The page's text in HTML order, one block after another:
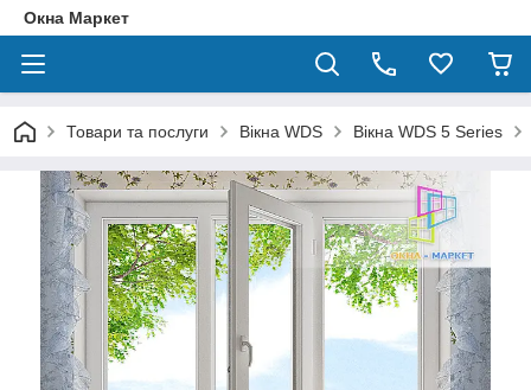
Окна Маркет
Товари та послуги Вікна WDS Вікна WDS 5 Series